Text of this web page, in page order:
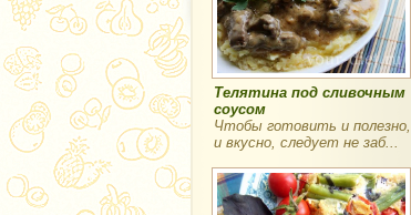
Телятина под сливочным
соусом
Чтобы готовить и полезно,
и вкусно, следует не заб...